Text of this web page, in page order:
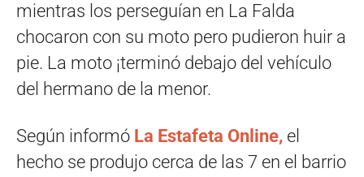
mientras los perseguían en La Falda
chocaron con su moto pero pudieron huir a
pie. La moto ¡terminó debajo del vehículo
del hermano de la menor.
Según informó La Estafeta Online, el
hecho se produjo cerca de las 7 en el barrio